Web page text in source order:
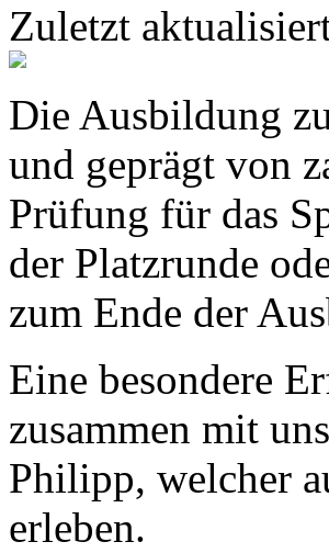
Zuletzt
Die Ausbildung
und geprägt von
Prüfung für das
der Platzrunde
zum Ende der
Eine besondere
zusammen mit
Philipp, welcher
erleben.